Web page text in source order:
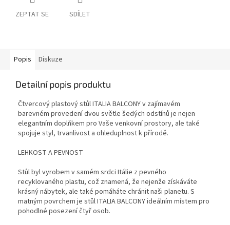
ZEPTAT SE SDÍLET
Popis Diskuze
Detailní popis produktu
Čtvercový plastový stůl ITALIA BALCONY v zajímavém
barevném provedení dvou světle šedých odstínů je nejen
elegantním doplňkem pro Vaše venkovní prostory, ale také
spojuje styl, trvanlivost a ohleduplnost k přírodě.
LEHKOST A PEVNOST
Stůl byl vyrobem v samém srdci Itálie z pevného
recyklovaného plastu, což znamená, že nejenže získáváte
krásný nábytek, ale také pomáháte chránit naši planetu. S
matným povrchem je stůl ITALIA BALCONY ideálním místem pro
pohodlné posezení čtyř osob.